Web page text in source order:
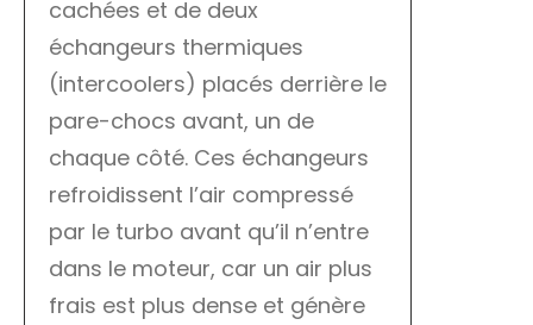
cachées et de deux
échangeurs thermiques
(intercoolers) placés derrière le
pare-chocs avant, un de
chaque côté. Ces échangeurs
refroidissent l’air compressé
par le turbo avant qu’il n’entre
dans le moteur, car un air plus
frais est plus dense et génère